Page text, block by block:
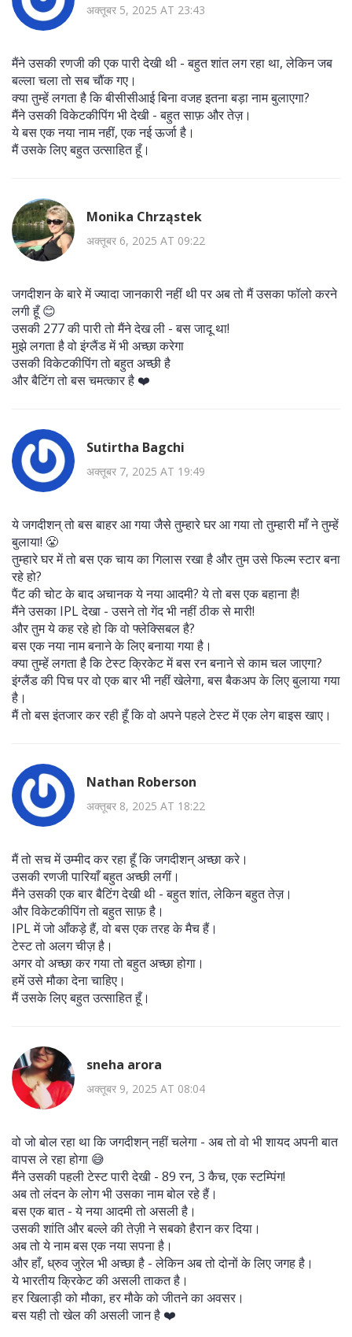
अक्तूबर 5, 2025 AT 23:43
मैंने उसकी रणजी की एक पारी देखी थी - बहुत शांत लग रहा था, लेकिन जब
बल्ला चला तो सब चौंक गए।
क्या तुम्हें लगता है कि बीसीसीआई बिना वजह इतना बड़ा नाम बुलाएगा?
मैंने उसकी विकेटकीपिंग भी देखी - बहुत साफ़ और तेज़।
ये बस एक नया नाम नहीं, एक नई ऊर्जा है।
मैं उसके लिए बहुत उत्साहित हूँ।
Monika Chrząstek
अक्तूबर 6, 2025 AT 09:22
जगदीशन के बारे में ज्यादा जानकारी नहीं थी पर अब तो मैं उसका फॉलो करने
लगी हूँ 😊
उसकी 277 की पारी तो मैंने देख ली - बस जादू था!
मुझे लगता है वो इंग्लैंड में भी अच्छा करेगा
उसकी विकेटकीपिंग तो बहुत अच्छी है
और बैटिंग तो बस चमत्कार है ❤️
Sutirtha Bagchi
अक्तूबर 7, 2025 AT 19:49
ये जगदीशन् तो बस बाहर आ गया जैसे तुम्हारे घर आ गया तो तुम्हारी माँ ने तुम्हें
बुलाया! 😤
तुम्हारे घर में तो बस एक चाय का गिलास रखा है और तुम उसे फिल्म स्टार बना
रहे हो?
पैंट की चोट के बाद अचानक ये नया आदमी? ये तो बस एक बहाना है!
मैंने उसका IPL देखा - उसने तो गेंद भी नहीं ठीक से मारी!
और तुम ये कह रहे हो कि वो फ्लेक्सिबल है?
बस एक नया नाम बनाने के लिए बनाया गया है।
क्या तुम्हें लगता है कि टेस्ट क्रिकेट में बस रन बनाने से काम चल जाएगा?
इंग्लैंड की पिच पर वो एक बार भी नहीं खेलेगा, बस बैकअप के लिए बुलाया गया
है।
मैं तो बस इंतजार कर रही हूँ कि वो अपने पहले टेस्ट में एक लेग बाइस खाए।
Nathan Roberson
अक्तूबर 8, 2025 AT 18:22
मैं तो सच में उम्मीद कर रहा हूँ कि जगदीशन् अच्छा करे।
उसकी रणजी पारियाँ बहुत अच्छी लगीं।
मैंने उसकी एक बार बैटिंग देखी थी - बहुत शांत, लेकिन बहुत तेज़।
और विकेटकीपिंग तो बहुत साफ़ है।
IPL में जो आँकड़े हैं, वो बस एक तरह के मैच हैं।
टेस्ट तो अलग चीज़ है।
अगर वो अच्छा कर गया तो बहुत अच्छा होगा।
हमें उसे मौका देना चाहिए।
मैं उसके लिए बहुत उत्साहित हूँ।
sneha arora
अक्तूबर 9, 2025 AT 08:04
वो जो बोल रहा था कि जगदीशन् नहीं चलेगा - अब तो वो भी शायद अपनी बात
वापस ले रहा होगा 😅
मैंने उसकी पहली टेस्ट पारी देखी - 89 रन, 3 कैच, एक स्टम्पिंग!
अब तो लंदन के लोग भी उसका नाम बोल रहे हैं।
बस एक बात - ये नया आदमी तो असली है।
उसकी शांति और बल्ले की तेज़ी ने सबको हैरान कर दिया।
अब तो ये नाम बस एक नया सपना है।
और हाँ, ध्रुव जुरेल भी अच्छा है - लेकिन अब तो दोनों के लिए जगह है।
ये भारतीय क्रिकेट की असली ताकत है।
हर खिलाड़ी को मौका, हर मौके को जीतने का अवसर।
बस यही तो खेल की असली जान है ❤️